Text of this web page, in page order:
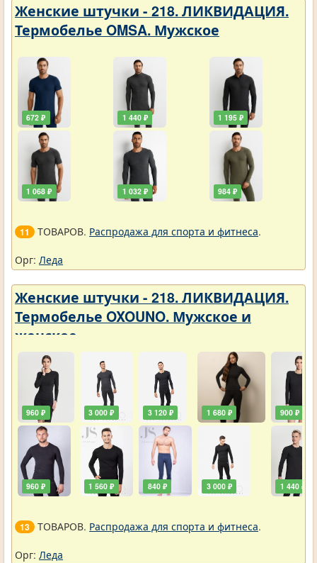
Женские штучки - 218. ЛИКВИДАЦИЯ.
Термобелье OMSA. Мужское
672 ₽
1 068 ₽
1 440 ₽
1 032 ₽
1 195 ₽
984 ₽
11 ТОВАРОВ. Распродажа для спорта и фитнеса.
Орг: Леда
Женские штучки - 218. ЛИКВИДАЦИЯ.
Термобелье OXOUNO. Мужское и
женское
960 ₽
960 ₽
3 000 ₽
1 560 ₽
3 120 ₽
840 ₽
1 680 ₽
3 000 ₽
900 ₽
1 440 ₽
13 ТОВАРОВ. Распродажа для спорта и фитнеса.
Орг: Леда